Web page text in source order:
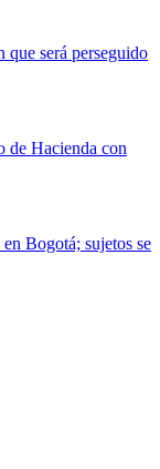
que será perseguido
de Hacienda con
Bogotá; sujetos se